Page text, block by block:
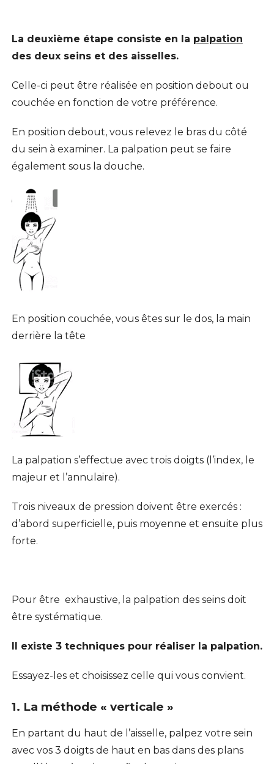
La deuxième étape consiste en la palpation
des deux seins et des aisselles.
Celle-ci peut être réalisée en position debout ou
couchée en fonction de votre préférence.
En position debout, vous relevez le bras du côté
du sein à examiner. La palpation peut se faire
également sous la douche.
En position couchée, vous êtes sur le dos, la main
derrière la tête
La palpation s’effectue avec trois doigts (l’index, le
majeur et l’annulaire).
Trois niveaux de pression doivent être exercés :
d’abord superficielle, puis moyenne et ensuite plus
forte.
Pour être exhaustive, la palpation des seins doit
être systématique.
Il existe 3 techniques pour réaliser la palpation.
Essayez-les et choisissez celle qui vous convient.
1. La méthode « verticale »
En partant du haut de l’aisselle, palpez votre sein
avec vos 3 doigts de haut en bas dans des plans